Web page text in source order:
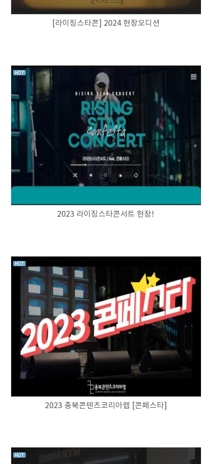
[라이징스타콘] 2024 현장오디션
2023 라이징스타콘서트 현장!
2023 충북콘텐츠코리아랩 [콘페스타]